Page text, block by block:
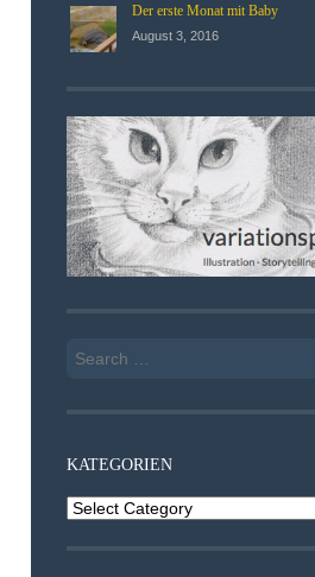
Der erste Monat mit Baby
August 3, 2016
Search
KATEGORIEN
Kategorien